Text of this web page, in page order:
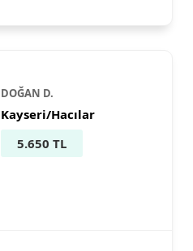
DOĞAN D.
Kayseri/Hacılar
5.650 TL